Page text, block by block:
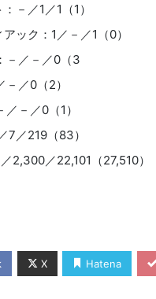
－／1／1（1）
ック：1／－／1（0）
－／－／0（3
／0（2）
－／0（1）
7／219（83）
2,300／22,101（27,510）
X Hatena